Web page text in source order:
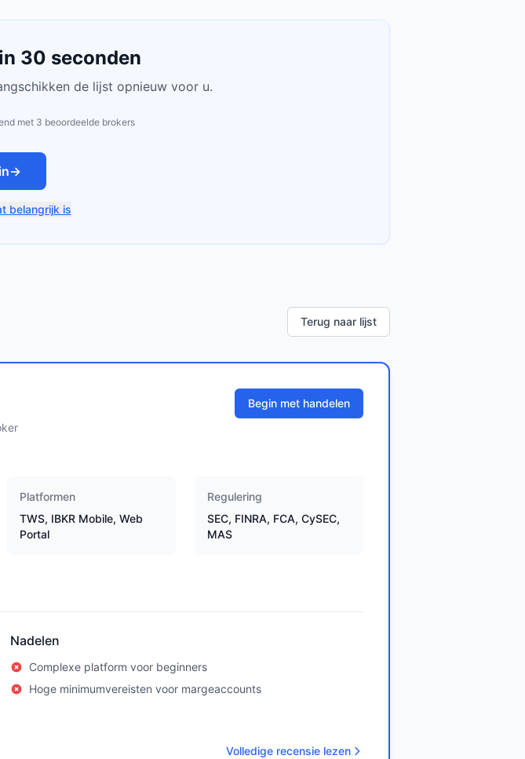
30 seconden
de lijst opnieuw voor u.
met 3 beoordeelde brokers
→
belangrijk is
Terug naar lijst
Begin met handelen
Platformen
TWS, IBKR Mobile, Web
Portal
Regulering
SEC, FINRA, FCA, CySEC,
MAS
Nadelen
Complexe platform voor beginners
Hoge minimumvereisten voor margeaccounts
Volledige recensie lezen